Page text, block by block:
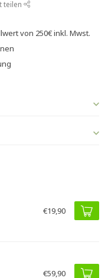
teilen
von 250€inkl. Mwst.
€19,90
€59,90